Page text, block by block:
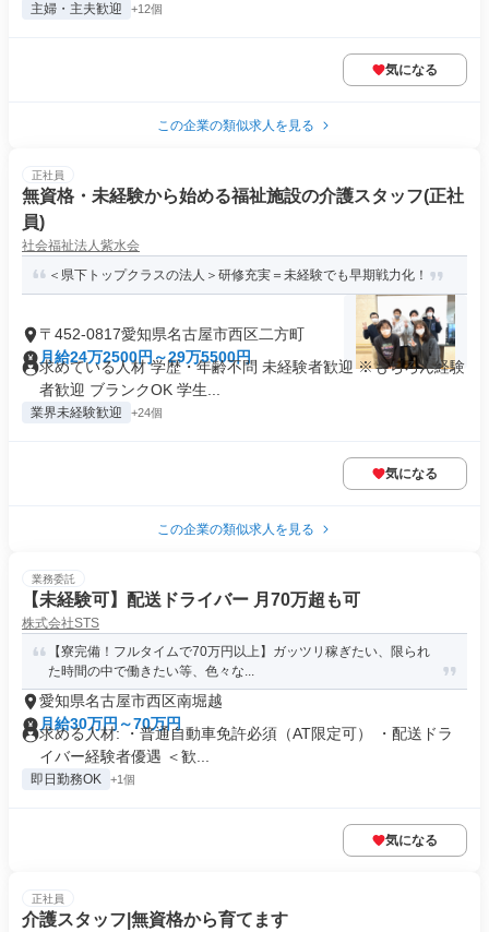
主婦・主夫歓迎 +12個
気になる
この企業の類似求人を見る
正社員
無資格・未経験から始める福祉施設の介護スタッフ(正社
員)
社会福祉法人紫水会
＜県下トップクラスの法人＞研修充実＝未経験でも早期戦力化！
〒452-0817愛知県名古屋市西区二方町
月給24万2500円～29万5500円
求めている人材 学歴・年齢不問 未経験者歓迎 ※もちろん経験
者歓迎 ブランクOK 学生...
業界未経験歓迎 +24個
気になる
この企業の類似求人を見る
業務委託
【未経験可】配送ドライバー 月70万超も可
株式会社STS
【寮完備！フルタイムで70万円以上】ガッツリ稼ぎたい、限られ
た時間の中で働きたい等、色々な...
愛知県名古屋市西区南堀越
月給30万円～70万円
求める人材: ・普通自動車免許必須（AT限定可） ・配送ドラ
イバー経験者優遇 ＜歓...
即日勤務OK +1個
気になる
正社員
介護スタッフ|無資格から育てます